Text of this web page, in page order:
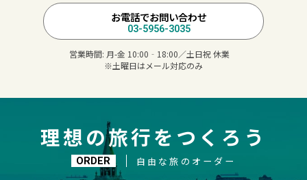
お電話でお問い合わせ
03-5956-3035
営業時間: 月-金 10:00‐18:00／土日祝 休業
※土曜日はメール対応のみ
理想の旅行をつくろう
ORDER 自由な旅のオーダー